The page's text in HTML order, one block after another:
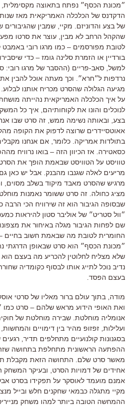
״מכונת הכסף״ נפתח בתאוצה מקסימלית,
הדקדנס של הכלכלה האמריקאית מאז
של בצע והדוניזם. מקיי, שמבין שהגיבורים
שהקהל הרחב לא מבין, עוצר את סרטו
לטובת מפורסמים – כמו מרגו רובי באמבט
בורדיין או הזמרת סלינה גומז – כדי
למשל, סאב-פריים (ההסבר של מרגו רובי:
נרדפות ל״חרא״. וכך מעתה אוכל להבין
מגיעה הגלולה שהסרט מכריח אותנו
על איך הכלכלה האמריקאית נהייתה
לנוכלים והונו את לקוחותיהם, איך כל
בצע, ובאותה נשימה ממש, זה סרט שבו
אאוטסיידרים שרוצה לדפוק את הקופה
בתולדות אמריקה. כלומר, אם אנחנו
כסאטירה. אז הכיוון הזה – בואו נרוויח
טוויסט על הטוויסט שבאמת הופך את
מריעים לאלה שגנבו מהבנק. אבל יש כאן גם
מרגיש שהסרט מאבד מיקוד בשלב מסוים,
מציג כחולה. זה סרט ששומר נאמנות
שבסופה הגיבור הוא זה שירוויח הכי הרבה
״וול סטריט״ של אוליבר סטון להיראות
שם לפחות הגיבור מגלה באיחור את
החומרית לטובת מה שבאמת חשוב בחיים
״מכונת הכסף״ הוא סרט שבאופן הדרגתי
שלא מצליח לחלוטין להכריע מה בעצם הוא
נדיב נוכל לתייג אותו לבסוף כקומדיה
בעצם הפסד.
מודה, בתוך עולם ברור מאליו של סרטי
ואת האופי הידוע מראש שלהם – סרט כמו
אנומליה מוחלטת. שבירה מוחלטת של
ועלילות, זפזופ מהיר בין דימויים
בסגנונות קולנועיים מתחלפים תדיר,
ההפתעה הראשונית מתחלפת בתחושה שזה
מאשר סרט שלם. התחושה הזאת מקבלת
אחידים של דמויות הסרט, ובעיקר המשחק
אמנם מועמד לאוסקר על תפקידו בסרט
מקיי מתגלה כבמאי שחקנים חלש ובייל
ההמחשה הטובה ביותר למהו משחק